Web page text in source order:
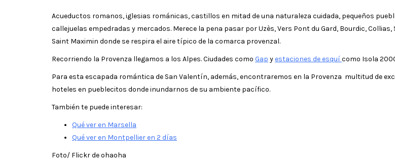
Acueductos romanos, iglesias románicas, castillos en mitad de una naturaleza cuidada, pequeños
callejuelas empedradas y mercados. Merece la pena pasar por Uzès, Vers Pont du Gard, Bourdic,
Saint Maximin donde se respira el aire típico de la comarca provenzal.
Recorriendo la Provenza llegamos a los Alpes. Ciudades como Gap yestaciones de esquícomo Isola
Para esta escapada romántica de San Valentín, además, encontraremos en la Provenza multitud de
hoteles en pueblecitos donde inundarnos de su ambiente pacífico.
También te puede interesar:
Qué ver en Marsella
Qué ver en Montpellier en 2 días
Foto/ Flickr de ohaoha